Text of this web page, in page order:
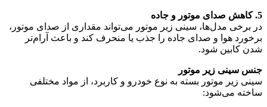
5. کاهش صدای موتور و جاده
در برخی مدل‌ها، سینی زیر موتور می‌تواند مقداری از صدای موتور،
برخورد هوا و صدای جاده را جذب یا منحرف کند و باعث آرام‌تر
شدن کابین شود.
جنس سینی زیر موتور
سینی زیر موتور بسته به نوع خودرو و کاربرد، از مواد مختلفی
ساخته می‌شود: